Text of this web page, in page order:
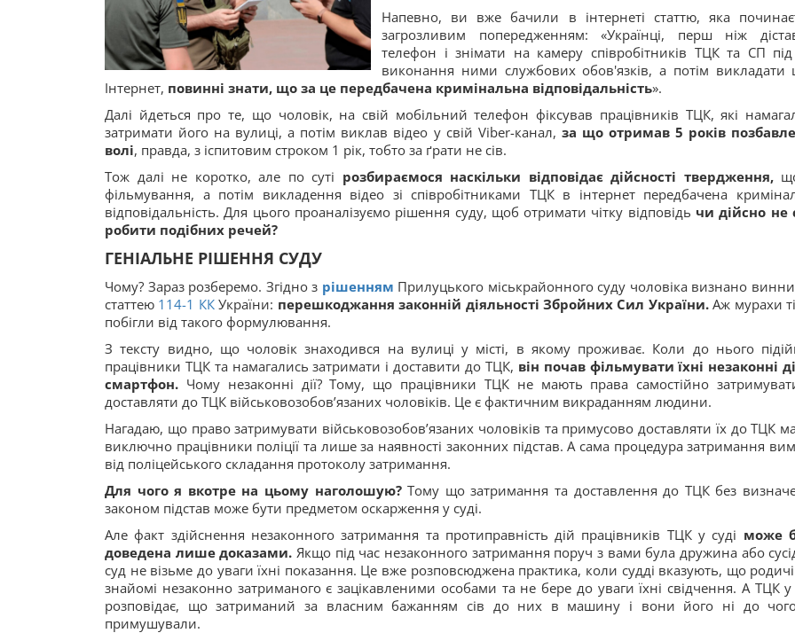
Напевно, ви вже бачили в інтернеті статтю, яка
загрозливим попередженням: «Українці, перш ніж
телефон і знімати на камеру співробітників ТЦК та СП
виконання ними службових обов'язків, а потім викладати
Інтернет, повинні знати, що за це передбачена кримінальна відповідальність».
Далі йдеться про те, що чоловік, на свій мобільний телефон фіксував працівників ТЦК, які
затримати його на вулиці, а потім виклав відео у свій Viber-канал, за що отримав 5 років
волі, правда, з іспитовим строком 1 рік, тобто за ґрати не сів.
Тож далі не коротко, але по суті розбираємося наскільки відповідає дійсності твердження,
фільмування, а потім викладення відео зі співробітниками ТЦК в інтернет передбачена
відповідальність. Для цього проаналізуємо рішення суду, щоб отримати чітку відповідь чи дійсно не
робити подібних речей?
ГЕНІАЛЬНЕ РІШЕННЯ СУДУ
Чому? Зараз розберемо. Згідно з рішенням Прилуцького міськрайонного суду чоловіка визнано
статтею 114-1 ККУкраїни: перешкоджання законній діяльності Збройних Сил України.Аж мурахи
побігли від такого формулювання.
З тексту видно, що чоловік знаходився на вулиці у місті, в якому проживає. Коли до нього
працівники ТЦК та намагались затримати і доставити до ТЦК, він почав фільмувати їхні незаконні
смартфон. Чому незаконні дії? Тому, що працівники ТЦК не мають права самостійно
доставляти до ТЦК військовозобов’язаних чоловіків. Це є фактичним викраданням людини.
Нагадаю, що право затримувати військовозобов’язаних чоловіків та примусово доставляти їх до ТЦК
виключно працівники поліції та лише за наявності законних підстав. А сама процедура затримання
від поліцейського складання протоколу затримання.
Для чого я вкотре на цьому наголошую?Тому що затримання та доставлення до ТЦК без
законом підстав може бути предметом оскарження у суді.
Але факт здійснення незаконного затримання та протиправність дій працівників ТЦК у суді може
доведена лише доказами. Якщо під час незаконного затримання поруч з вами була дружина або
суд не візьме до уваги їхні показання. Це вже розповсюджена практика, коли судді вказують, що
знайомі незаконно затриманого є зацікавленими особами та не бере до уваги їхні свідчення. А ТЦК у
розповідає, що затриманий за власним бажанням сів до них в машину і вони його ні до
примушували.